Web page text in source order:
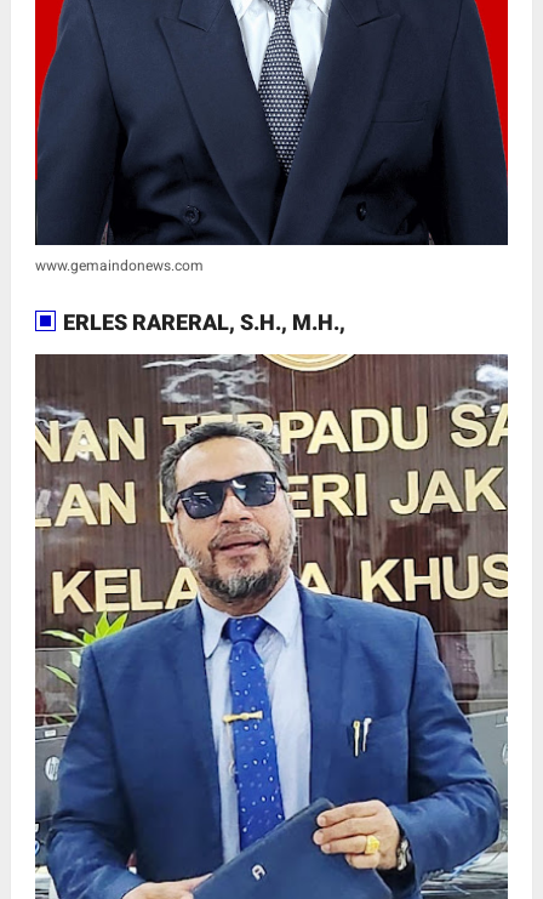
www.gemaindonews.com
ERLES RARERAL, S.H., M.H.,